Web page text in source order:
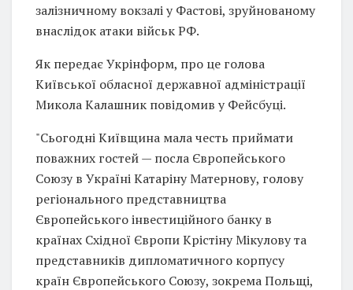
залізничному вокзалі у Фастові, зруйнованому
внаслідок атаки військ РФ.
Як передає Укрінформ, про це голова
Київської обласної державної адміністрації
Микола Калашник повідомив у Фейсбуці.
"Сьогодні Київщина мала честь приймати
поважних гостей — посла Європейського
Союзу в Україні Катаріну Матернову, голову
регіонального представництва
Європейського інвестиційного банку в
країнах Східної Європи Крістіну Мікулову та
представників дипломатичного корпусу
країн Європейського Союзу, зокрема Польщі,